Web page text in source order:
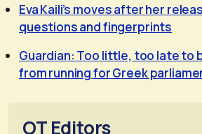
Eva Kaili’s moves after her
questions and fingerprints
Guardian: Too little, too late to
from running for Greek
OT Editors